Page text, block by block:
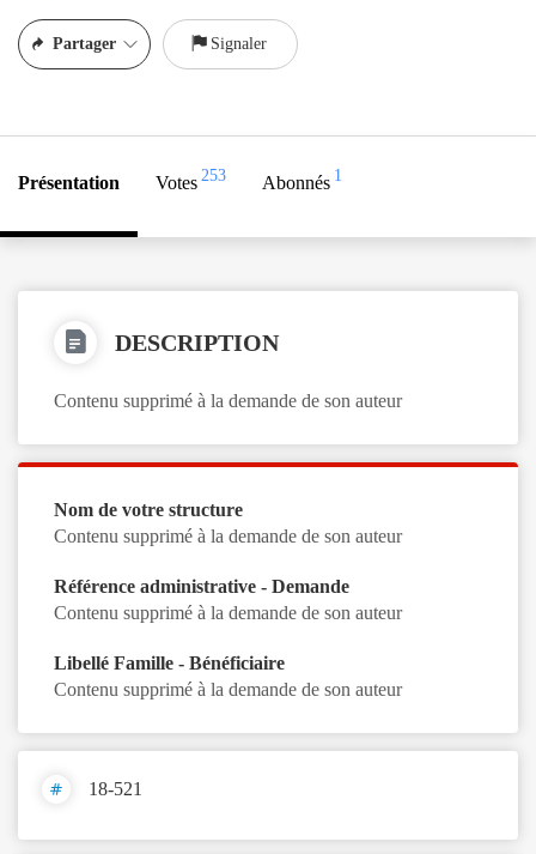
Partager Signaler
Présentation Votes 253 Abonnés 1
DESCRIPTION
Contenu supprimé à la demande de son auteur
Nom de votre structure
Contenu supprimé à la demande de son auteur
Référence administrative - Demande
Contenu supprimé à la demande de son auteur
Libellé Famille - Bénéficiaire
Contenu supprimé à la demande de son auteur
18-521